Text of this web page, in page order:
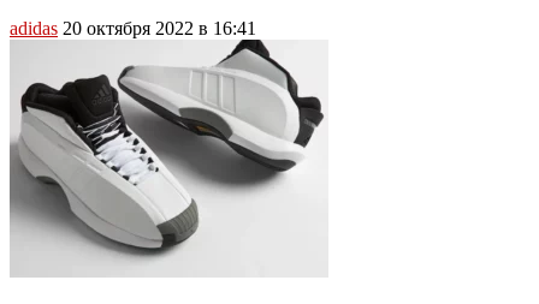
adidas 20 октября 2022 в 16:41